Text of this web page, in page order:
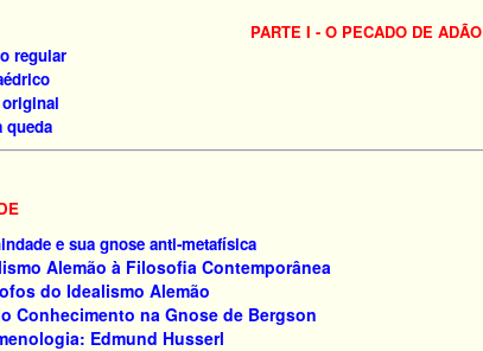
PARTE I - O PECADO DE ADÃO
regular
queda
e sua gnose anti-metafísica
Alemão à Filosofia Contemporânea
do Idealismo Alemão
Conhecimento na Gnose de Bergson
Edmund Husserl